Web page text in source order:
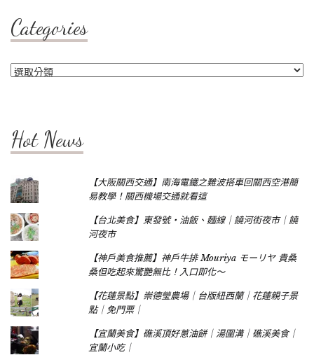
Categories
Categories
Hot News
【大阪關西交通】南海電鐵之難波搭車回關西空港簡
易教學！關西機場交通就看這
【台北美食】東發號‧油飯、麵線｜饒河街夜市｜饒
河夜市
【神戶美食推薦】神戶牛排 Mouriya モーリヤ 貴桑
桑但吃起來驚艷無比！入口即化～
【花蓮景點】崇德瑩農場｜台版紐西蘭｜花蓮親子景
點｜免門票｜
【宜蘭美食】礁溪頂好蔥油餅｜湯圍溝｜礁溪美食｜
宜蘭小吃｜